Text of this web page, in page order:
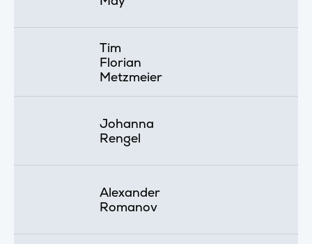
Tim
Florian
Metzmeier
Johanna
Rengel
Alexander
Romanov